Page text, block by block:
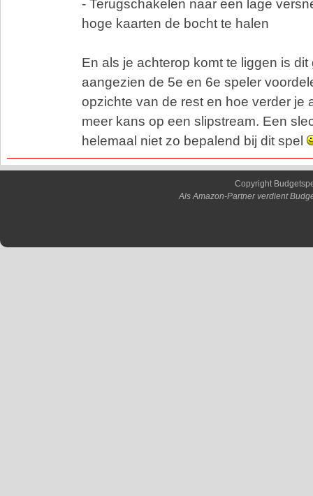
- Terugschakelen naar een lage
hoge kaarten de bocht te halen
En als je achterop komt te liggen is dit
aangezien de 5e en 6e speler
opzichte van de rest en hoe verder je
meer kans op een slipstream. Een
helemaal niet zo bepalend bij dit spel
Copyright
Als Amazon-Partner verdient